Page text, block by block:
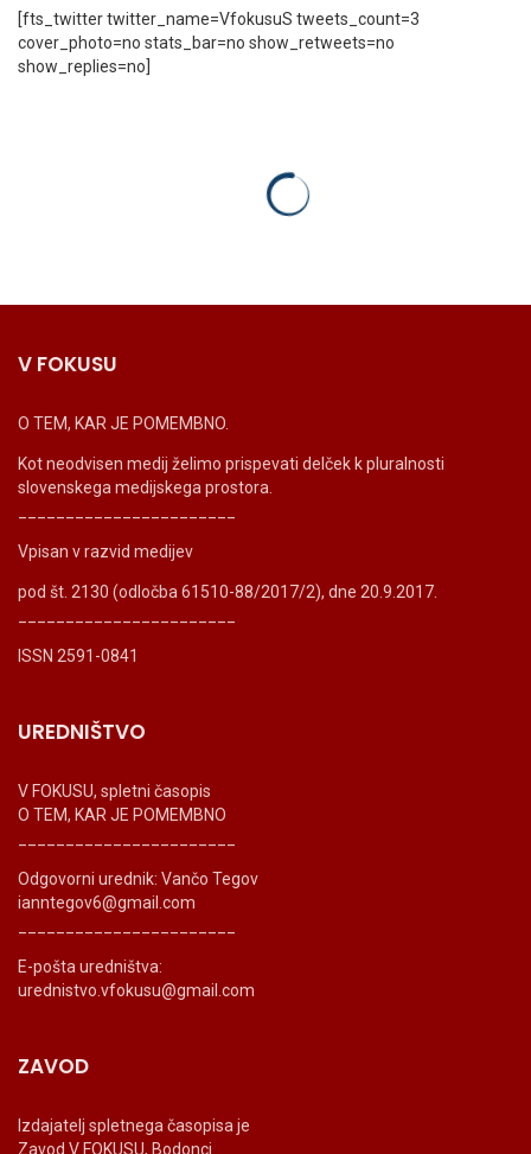
[fts_twitter twitter_name=VfokusuS tweets_count=3
cover_photo=no stats_bar=no show_retweets=no
show_replies=no]
V FOKUSU
O TEM, KAR JE POMEMBNO.
Kot neodvisen medij želimo prispevati delček k pluralnosti
slovenskega medijskega prostora.
Vpisan v razvid medijev
pod št. 2130 (odločba 61510-88/2017/2), dne 20.9.2017.
ISSN 2591-0841
UREDNIŠTVO
V FOKUSU, spletni časopis
O TEM, KAR JE POMEMBNO
Odgovorni urednik: Vančo Tegov
ianntegov6@gmail.com
E-pošta uredništva:
urednistvo.vfokusu@gmail.com
ZAVOD
Izdajatelj spletnega časopisa je
Zavod V FOKUSU, Bodonci